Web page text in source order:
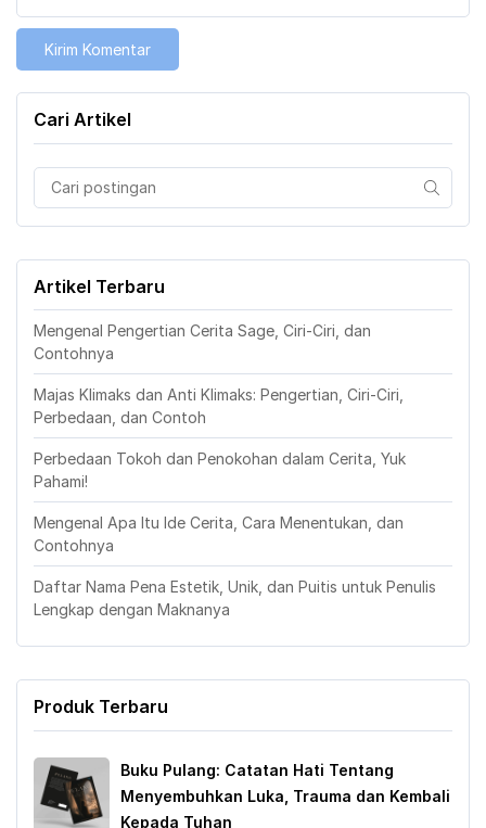
Cari Artikel
Artikel Terbaru
Mengenal Pengertian Cerita Sage, Ciri-Ciri, dan
Contohnya
Majas Klimaks dan Anti Klimaks: Pengertian, Ciri-Ciri,
Perbedaan, dan Contoh
Perbedaan Tokoh dan Penokohan dalam Cerita, Yuk
Pahami!
Mengenal Apa Itu Ide Cerita, Cara Menentukan, dan
Contohnya
Daftar Nama Pena Estetik, Unik, dan Puitis untuk Penulis
Lengkap dengan Maknanya
Produk Terbaru
Buku Pulang: Catatan Hati Tentang
Menyembuhkan Luka, Trauma dan Kembali
Kepada Tuhan